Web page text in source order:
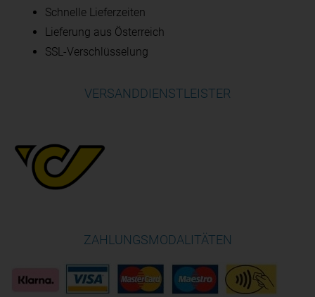
Schnelle Lieferzeiten
Lieferung aus Österreich
SSL-Verschlüsselung
VERSANDDIENSTLEISTER
ZAHLUNGSMODALITÄTEN